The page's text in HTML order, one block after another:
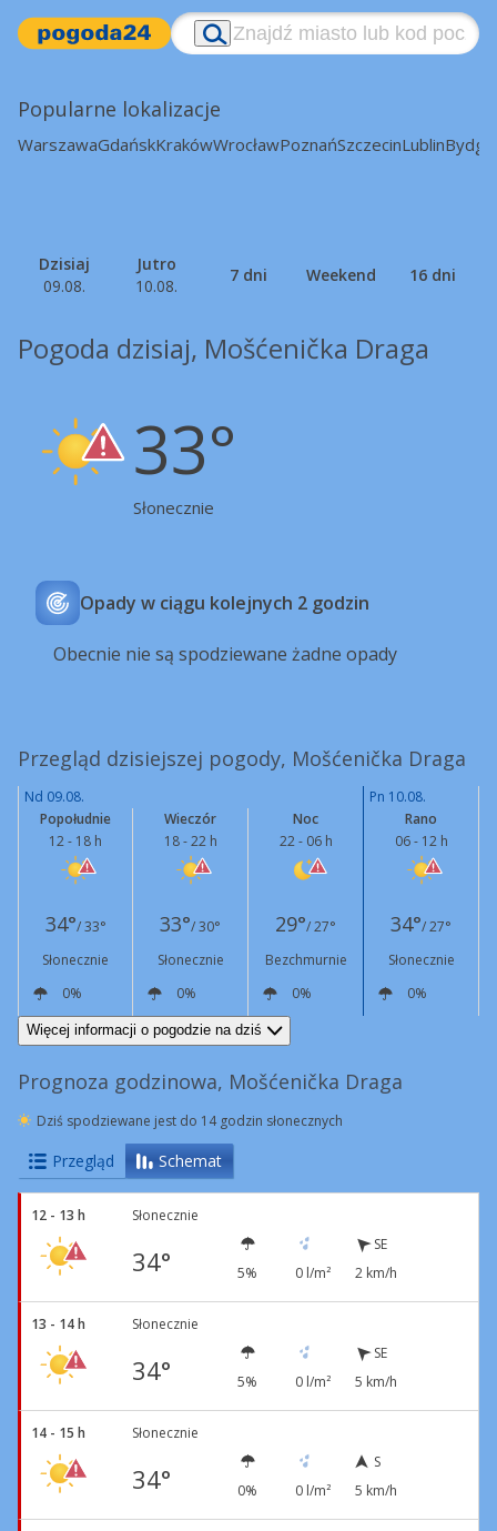
Popularne lokalizacje
WarszawaGdańskKrakówWrocławPoznańSzczecinLublin
Dzisiaj
09.08.
Jutro
10.08.
7 dni Weekend 16 dni
Pogoda dzisiaj, Mošćenička Draga
33°
Słonecznie
Opady w ciągu kolejnych 2 godzin
Obecnie nie są spodziewane żadne opady
Przegląd dzisiejszej pogody, Mošćenička Draga
Nd 09.08.
Pn 10.08.
Popołudnie
12 - 18 h
Wieczór
18 - 22 h
Noc
22 - 06 h
Rano
06 - 12 h
34°/ 33° 33°/ 30° 29°/ 27° 34°/ 27°
Słonecznie
Słonecznie Bezchmurnie
Słonecznie
0%
0% 0%
0%
SE
5 km/h W
7 km/h
Więcej informacji o pogodzie na dziś
Prognoza godzinowa, Mošćenička Draga
Dziś spodziewane jest do 14 godzin słonecznych
Przegląd Schemat
12 - 13 h Słonecznie
34° 5% 0 l/m²
SE
2 km/h
13 - 14 h Słonecznie
34° 5% 0 l/m²
SE
5 km/h
14 - 15 h Słonecznie
34° 0% 0 l/m²
S
5 km/h